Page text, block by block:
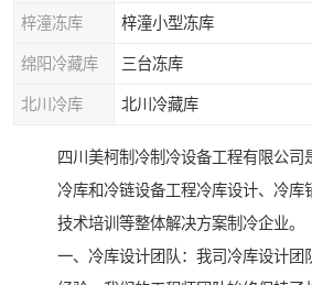
梓潼冻库 梓潼小型冻库
绵阳冷藏库 三台冻库
北川冷库 北川冷藏库
四川美柯制冷制冷设备工程有限公司
冷库和冷链设备工程冷库设计、冷库
技术培训等整体解决方案制冷企业。
一、冷库设计团队：我司冷库设计团